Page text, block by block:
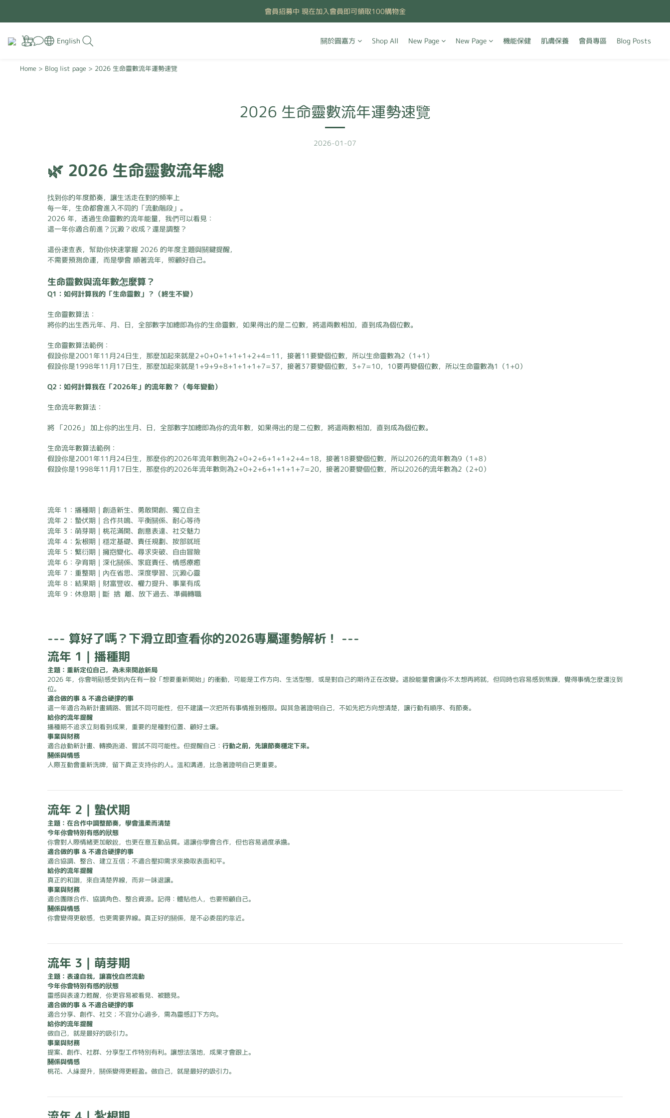
會員招募中 現在加入會員即可領取100購物金
關於圓嘉方 Shop All New Page New Page 機能保健 肌膚保養 會員專區 Blog Posts
English
Home > Blog list page > 2026 生命靈數流年運勢速覽
2026 生命靈數流年運勢速覽
2026-01-07
🌿 2026 生命靈數流年總
找到你的年度節奏，讓生活走在對的頻率上
每一年，生命都會進入不同的「流動階段」。
2026 年，透過生命靈數的流年能量，我們可以看見：
這一年你適合前進？沉澱？收成？還是調整？
這份速查表，幫助你快速掌握 2026 的年度主題與關鍵提醒，
不需要預測命運，而是學會 順著流年，照顧好自己。
生命靈數與流年數怎麼算？
Q1：如何計算我的「生命靈數」？（終生不變）
生命靈數算法：
將你的出生西元年、月、日，全部數字加總即為你的生命靈數，如果得出的是二位數，將這兩數相加，直到成為個位數。
生命靈數算法範例：
假設你是2001年11月24日生，那麼加起來就是2+0+0+1+1+1+2+4=11，接著11要變個位數，所以生命靈數為2（1+1）
假設你是1998年11月17日生，那麼加起來就是1+9+9+8+1+1+1+7=37，接著37要變個位數，3+7=10，10要再變個位數，所以生命靈數為1（1+0）
Q2：如何計算我在「2026年」的流年數？（每年變動）
生命流年數算法：
將 「2026」 加上你的出生月、日，全部數字加總即為你的流年數，如果得出的是二位數，將這兩數相加，直到成為個位數。
生命流年數算法範例：
假設你是2001年11月24日生，那麼你的2026年流年數則為2+0+2+6+1+1+2+4=18，接著18要變個位數，所以2026的流年數為9（1+8）
假設你是1998年11月17日生，那麼你的2026年流年數則為2+0+2+6+1+1+1+7=20，接著20要變個位數，所以2026的流年數為2（2+0）
流年 1：播種期｜創造新生、勇敢開創、獨立自主
流年 2：蟄伏期｜合作共鳴、平衡關係、耐心等待
流年 3：萌芽期｜桃花滿開、創意表達、社交魅力
流年 4：紮根期｜穩定基礎、責任規劃、按部就班
流年 5：繁衍期｜擁抱變化、尋求突破、自由冒險
流年 6：孕育期｜深化關係、家庭責任、情感療癒
流年 7：重整期｜內在省思、深度學習、沉澱心靈
流年 8：結果期｜財富豐收、權力提升、事業有成
流年 9：休息期｜斷 捨 離、放下過去、準備轉職
--- 算好了嗎？下滑立即查看你的2026專屬運勢解析！ ---
流年 1｜播種期
主題：重新定位自己，為未來開啟新局
2026 年，你會明顯感受到內在有一股「想要重新開始」的衝動，可能是工作方向、生活型態，或是對自己的期待正在改變。這股能量會讓你不太想再將就，但同時也容易感到焦躁，覺得事情怎麼還沒到
位。
適合做的事 & 不適合硬撐的事
這一年適合為新計畫鋪路、嘗試不同可能性，但不建議一次把所有事情推到極限。與其急著證明自己，不如先把方向想清楚，讓行動有順序、有節奏。
給你的流年提醒
播種期不追求立刻看到成果，重要的是種對位置、顧好土壤。
事業與財務
適合啟動新計畫、轉換跑道、嘗試不同可能性。但提醒自己： 行動之前，先讓節奏穩定下來。
關係與情感
人際互動會重新洗牌，留下真正支持你的人。溫和溝通，比急著證明自己更重要。
流年 2｜蟄伏期
主題：在合作中調整節奏，學會溫柔而清楚
今年你會特別有感的狀態
你會對人際情緒更加敏銳，也更在意互動品質。這讓你學會合作，但也容易過度承擔。
適合做的事 & 不適合硬撐的事
適合協調、整合、建立互信；不適合壓抑需求來換取表面和平。
給你的流年提醒
真正的和諧，來自清楚界線，而非一味退讓。
事業與財務
適合團隊合作、協調角色、整合資源。記得：體貼他人，也要照顧自己。
關係與情感
你會變得更敏感，也更需要界線。真正好的關係，是不必委屈的靠近。
流年 3｜萌芽期
主題：表達自我，讓喜悅自然流動
今年你會特別有感的狀態
靈感與表達力甦醒，你更容易被看見、被聽見。
適合做的事 & 不適合硬撐的事
適合分享、創作、社交；不宜分心過多，需為靈感訂下方向。
給你的流年提醒
做自己，就是最好的吸引力。
事業與財務
提案、創作、社群、分享型工作特別有利。讓想法落地，成果才會跟上。
關係與情感
桃花、人緣提升，關係變得更輕盈。做自己，就是最好的吸引力。